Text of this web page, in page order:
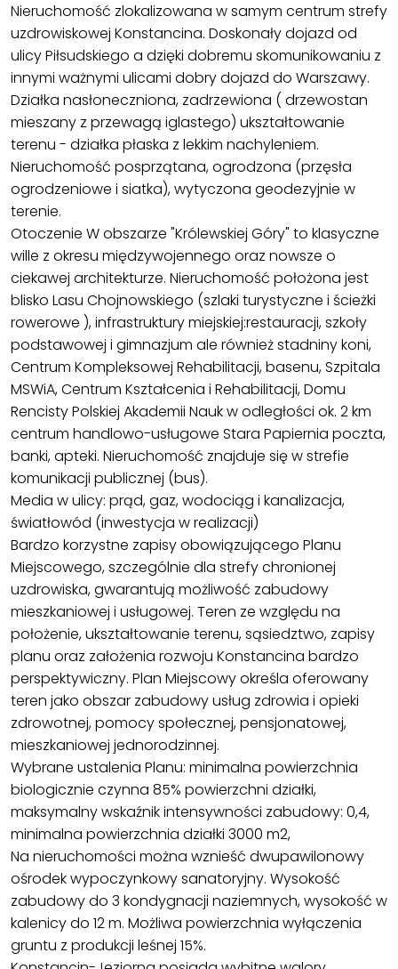
Nieruchomość zlokalizowana w samym centrum strefy
uzdrowiskowej Konstancina. Doskonały dojazd od
ulicy Piłsudskiego a dzięki dobremu skomunikowaniu z
innymi ważnymi ulicami dobry dojazd do Warszawy.
Działka nasłoneczniona, zadrzewiona ( drzewostan
mieszany z przewagą iglastego) ukształtowanie
terenu - działka płaska z lekkim nachyleniem.
Nieruchomość posprzątana, ogrodzona (przęsła
ogrodzeniowe i siatka), wytyczona geodezyjnie w
terenie.
Otoczenie W obszarze "Królewskiej Góry" to klasyczne
wille z okresu międzywojennego oraz nowsze o
ciekawej architekturze. Nieruchomość położona jest
blisko Lasu Chojnowskiego (szlaki turystyczne i ścieżki
rowerowe ), infrastruktury miejskiej:restauracji, szkoły
podstawowej i gimnazjum ale również stadniny koni,
Centrum Kompleksowej Rehabilitacji, basenu, Szpitala
MSWiA, Centrum Kształcenia i Rehabilitacji, Domu
Rencisty Polskiej Akademii Nauk w odległości ok. 2 km
centrum handlowo-usługowe Stara Papiernia poczta,
banki, apteki. Nieruchomość znajduje się w strefie
komunikacji publicznej (bus).
Media w ulicy: prąd, gaz, wodociąg i kanalizacja,
światłowód (inwestycja w realizacji)
Bardzo korzystne zapisy obowiązującego Planu
Miejscowego, szczególnie dla strefy chronionej
uzdrowiska, gwarantują możliwość zabudowy
mieszkaniowej i usługowej. Teren ze względu na
położenie, ukształtowanie terenu, sąsiedztwo, zapisy
planu oraz założenia rozwoju Konstancina bardzo
perspektywiczny. Plan Miejscowy określa oferowany
teren jako obszar zabudowy usług zdrowia i opieki
zdrowotnej, pomocy społecznej, pensjonatowej,
mieszkaniowej jednorodzinnej.
Wybrane ustalenia Planu: minimalna powierzchnia
biologicznie czynna 85% powierzchni działki,
maksymalny wskaźnik intensywności zabudowy: 0,4,
minimalna powierzchnia działki 3000 m2,
Na nieruchomości można wznieść dwupawilonowy
ośrodek wypoczynkowy sanatoryjny. Wysokość
zabudowy do 3 kondygnacji naziemnych, wysokość w
kalenicy do 12 m. Możliwa powierzchnia wyłączenia
gruntu z produkcji leśnej 15%.